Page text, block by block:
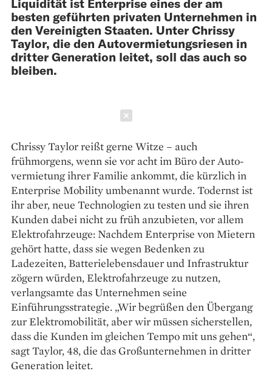
Liquidität ist Enterprise eines der am
besten geführten privaten Unternehmen in
den Vereinigten Staaten. Unter Chrissy
Taylor, die den Autovermietungsriesen in
dritter Generation leitet, soll das auch so
bleiben.
Chrissy Taylor reißt gerne Witze – auch
frühmorgens, wenn sie vor acht im Büro der Auto­
vermietung ihrer Familie ankommt, die kürzlich in
Enterprise Mobility umbenannt wurde. Todernst ist
ihr aber, neue Technologien zu testen und sie ihren
Kunden dabei nicht zu früh anzubieten, vor allem
Elektrofahrzeuge: Nachdem Enterprise von Mietern
gehört hatte, dass sie wegen Bedenken zu
Ladezeiten, Batterielebensdauer und Infrastruktur
zögern würden, Elektrofahrzeuge zu nutzen,
verlangsamte das Unternehmen seine
Einführungsstrategie. „Wir begrüßen den Übergang
zur Elektromobilität, aber wir müssen sicherstellen,
dass die Kunden im gleichen Tempo mit uns gehen“,
sagt Taylor, 48, die das Großunternehmen in dritter
Generation leitet.